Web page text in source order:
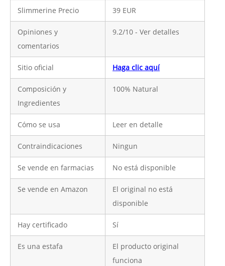
Slimmerine Precio 39 EUR
Opiniones y
comentarios
9.2/10 - Ver detalles
Sitio oficial Haga clic aquí
Composición y
Ingredientes
100% Natural
Cómo se usa Leer en detalle
Contraindicaciones Ningun
Se vende en farmacias No está disponible
Se vende en Amazon
El original no está
disponible
Hay certificado Sí
Es una estafa
El producto original
funciona